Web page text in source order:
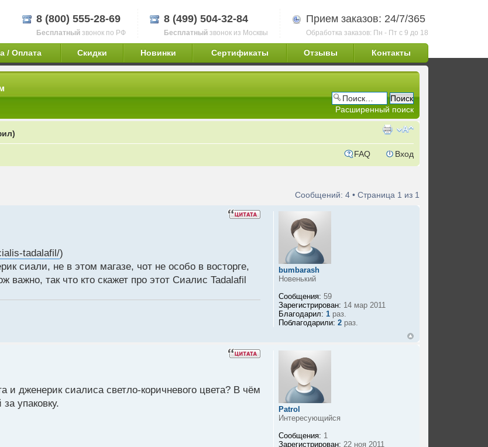
8 (800) 555-28-69
Бесплатный звонок по РФ
8 (499) 504-32-84
Бесплатный звонок из Москвы
Прием заказов: 24/7/365
Обработка заказов: Пн - Пт с 9 до 18
/ Оплата Скидки Новинки Сертификаты Отзывы Контакты
Расширенный поиск
FAQ Вход
Сообщений: 4 • Страница 1 из 1
tadalafil/)
сиали, не в этом магазе, чот не особо в восторге,
важно, так что кто скажет про этот Сиалис Tadalafil
bumbarash
Новенький
Сообщения: 59
Зарегистрирован: 14 мар 2011
Благодарил: 1 раз.
Поблагодарили: 2 раз.
и дженерик сиалиса светло-коричневого цвета? В чём
упаковку.
Patrol
Интересующийся
Сообщения: 1
Зарегистрирован: 22 ноя 2011